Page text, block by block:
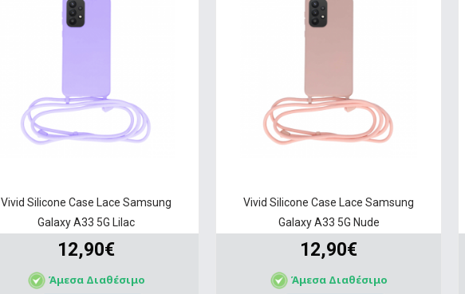
Vivid Silicone Case Lace Samsung
Galaxy A33 5G Lilac
12,90€
Άμεσα Διαθέσιμο
Vivid Silicone Case Lace Samsung
Galaxy A33 5G Nude
12,90€
Άμεσα Διαθέσιμο